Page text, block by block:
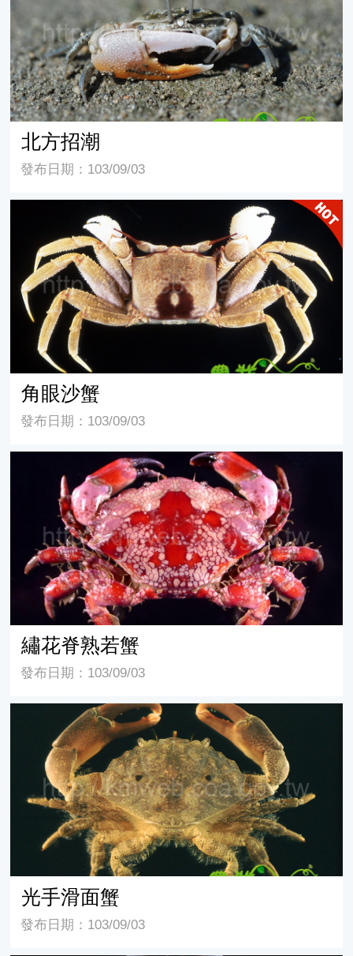
北方招潮
發布日期：103/09/03
角眼沙蟹
發布日期：103/09/03
繡花脊熟若蟹
發布日期：103/09/03
光手滑面蟹
發布日期：103/09/03